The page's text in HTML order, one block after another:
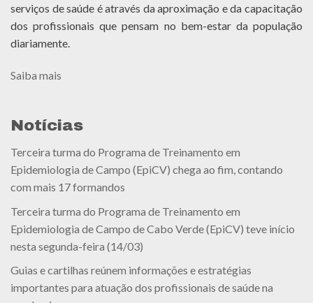
serviços de saúde é através da aproximação e da capacitação
dos profissionais que pensam no bem-estar da população
diariamente.
Saiba mais
Notícias
Terceira turma do Programa de Treinamento em
Epidemiologia de Campo (EpiCV) chega ao fim, contando
com mais 17 formandos
Terceira turma do Programa de Treinamento em
Epidemiologia de Campo de Cabo Verde (EpiCV) teve início
nesta segunda-feira (14/03)
Guias e cartilhas reúnem informações e estratégias
importantes para atuação dos profissionais de saúde na